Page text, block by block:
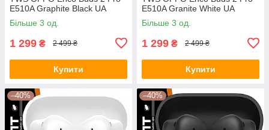
E510A Graphite Black UA
Більше 3 од.
1 299 ₴ 2 499 ₴
Купити
E510A Granite White UA
Більше 3 од.
1 299 ₴ 2 499 ₴
Купити
–40% –40%